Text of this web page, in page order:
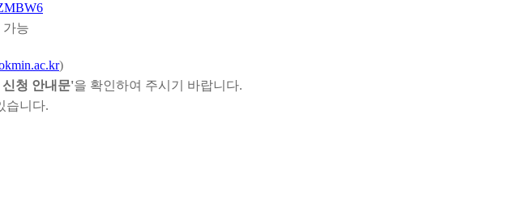
능
)
청 안내문'을 확인하여 주시기 바랍니다.
습니다.